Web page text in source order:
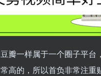
瓣一样属于一个圈子平
高的，所以首负非常注